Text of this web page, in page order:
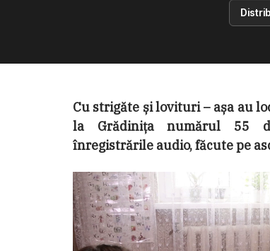
Cu strigăte și lovituri – așa au
la Grădinița numărul 55
înregistrările audio, făcute pe